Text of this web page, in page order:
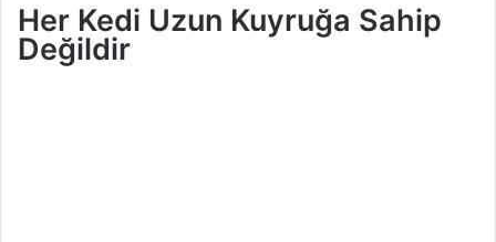
Her Kedi Uzun Kuyruğa Sahip
Değildir